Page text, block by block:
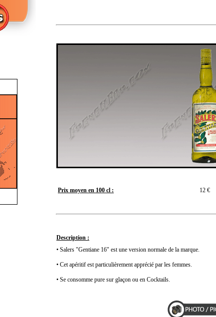
Prix moyen en 100 cl : 12 €
Description :
• Salers "Gentiane 16" est une version normale de la marque.
• Cet apéritif est particulièrement apprécié par les femmes.
• Se consomme pure sur glaçon ou en Cocktails.